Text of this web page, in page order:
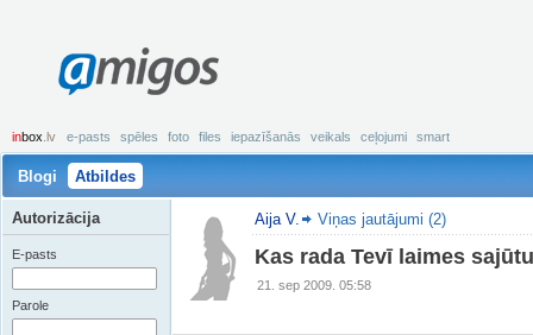
amigos
inbox .lv e-pasts spēles foto files iepazīšanās veikals ceļojumi smart
Blogi Atbildes
Aija V. Viņas jautājumi (2)
Kas rada Tevī laimes
21. sep 2009. 05:58
Autorizācija
E-pasts
Parole